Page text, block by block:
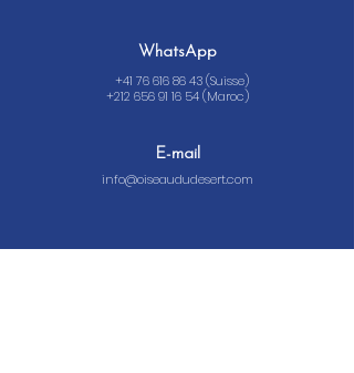
WhatsApp
+41 76 616 86 43(Suisse)
+212 656 91 16 54(Maroc)
E-mail
info@oiseaududesert.com